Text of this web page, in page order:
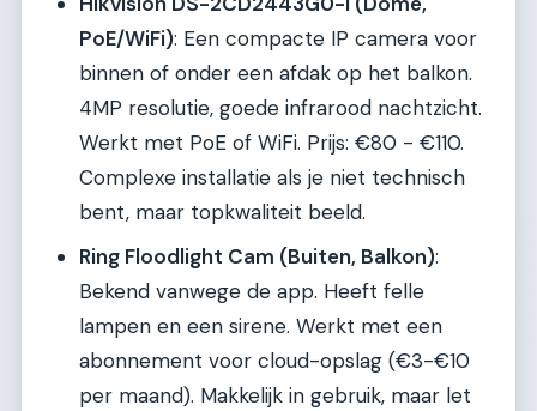
PoE/WiFi): Een compacte IP camera voor
binnen of onder een afdak op het balkon.
4MP resolutie, goede infrarood nachtzicht.
Werkt met PoE of WiFi. Prijs: €80 - €110.
Complexe installatie als je niet technisch
bent, maar topkwaliteit beeld.
Ring Floodlight Cam (Buiten, Balkon):
Bekend vanwege de app. Heeft felle
lampen en een sirene. Werkt met een
abonnement voor cloud-opslag (€3-€10
per maand). Makkelijk in gebruik, maar let